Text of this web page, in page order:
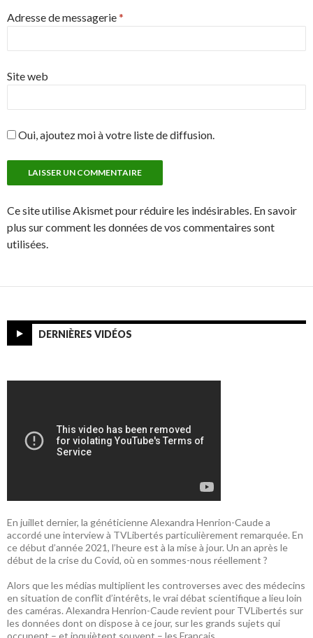
Adresse de messagerie*
Site web
Oui, ajoutez moi à votre liste de diffusion.
Ce site utilise Akismet pour réduire les indésirables. En savoir
plus sur comment les données de vos commentaires sont
utilisées.
DERNIÈRES VIDÉOS
En juillet dernier, la généticienne Alexandra Henrion-Caude a
accordé une interview à TVLibertés particulièrement remarquée. En
ce début d’année 2021, l’heure est à la mise à jour. Un an après le
début de la crise du Covid, où en sommes-nous réellement ?
Alors que les médias multiplient les controverses avec des médecins
en situation de conflit d’intérêts, le vrai débat scientifique a lieu loin
des caméras. Alexandra Henrion-Caude revient pour TVLibertés sur
les données dont on dispose à ce jour, sur les grands sujets qui
occupent – et inquiètent souvent – les Français.